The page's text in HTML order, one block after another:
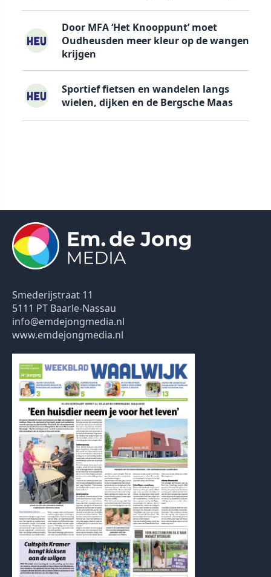
Door MFA ‘Het Knooppunt’ moet
Oudheusden meer kleur op de wangen
krijgen
Sportief fietsen en wandelen langs
wielen, dijken en de Bergsche Maas
Smederijstraat 11
5111 PT Baarle-Nassau
info@emdejongmedia.nl
www.emdejongmedia.nl